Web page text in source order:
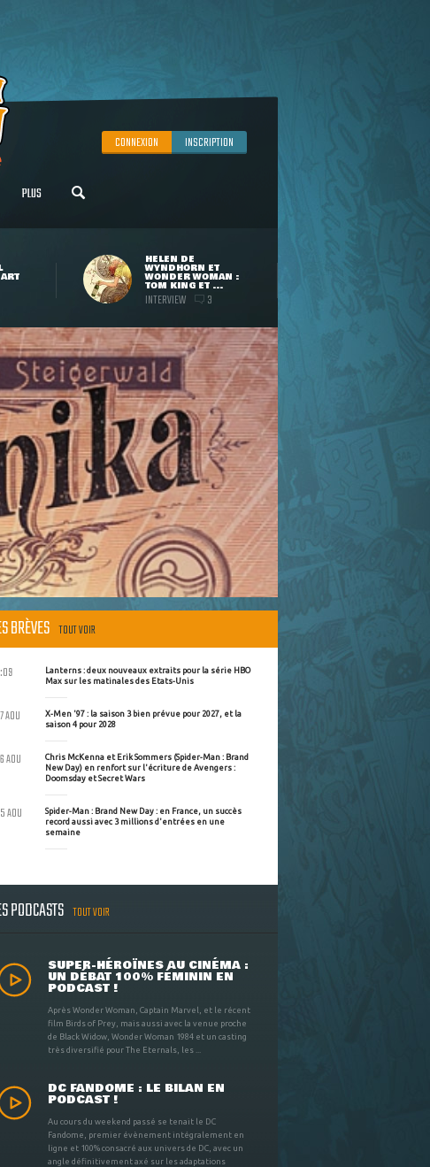
CONNEXION INSCRIPTION
PLUS
HELEN DE
WYNDHORN ET
WONDER WOMAN :
TOM KING ET ...
INTERVIEW 3
BRÈVES TOUT VOIR
Lanterns : deux nouveaux extraits pour la série HBO
Max sur les matinales des Etats-Unis
X-Men '97 : la saison 3 bien prévue pour 2027, et la
saison 4 pour 2028
AOU
Chris McKenna et Erik Sommers (Spider-Man : Brand
New Day) en renfort sur l'écriture de Avengers :
Doomsday et Secret Wars
AOU
Spider-Man : Brand New Day : en France, un succès
record aussi avec 3 millions d'entrées en une
semaine
AOU
PODCASTS TOUT VOIR
SUPER-HÉROÏNES AU CINÉMA :
UN DÉBAT 100% FÉMININ EN
PODCAST !
Après Wonder Woman, Captain Marvel, et le récent
film Birds of Prey, mais aussi avec la venue proche
de Black Widow, Wonder Woman 1984 et un casting
très diversifié pour The Eternals, les ...
DC FANDOME : LE BILAN EN
PODCAST !
Au cours du weekend passé se tenait le DC
Fandome, premier évènement intégralement en
ligne et 100% consacré aux univers de DC, avec un
angle définitivement axé sur les adaptations